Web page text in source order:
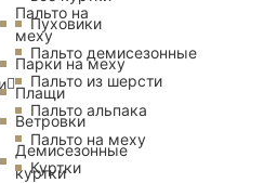
Пальто на
меху
Парки на меху
Плащи
Ветровки
Демисезонные
куртки
Пуховики
Пальто демисезонные
Пальто из шерсти
Пальто альпака
Пальто на меху
Куртки